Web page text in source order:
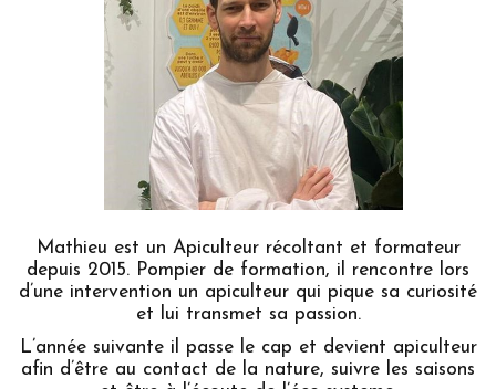
Mathieu est un Apiculteur récoltant et formateur
depuis 2015. Pompier de formation, il rencontre lors
d’une intervention un apiculteur qui pique sa curiosité
et lui transmet sa passion.
L’année suivante il passe le cap et devient apiculteur
afin d’être au contact de la nature, suivre les saisons